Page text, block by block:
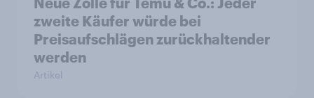
zweite Käufer würde bei
Preisaufschlägen zurückhaltender
werden
Artikel